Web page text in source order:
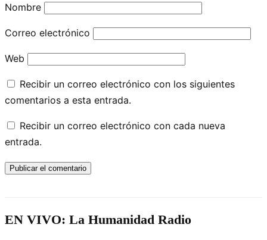
Nombre
Correo electrónico
Web
Recibir un correo electrónico con los siguientes
comentarios a esta entrada.
Recibir un correo electrónico con cada nueva
entrada.
EN VIVO: La Humanidad Radio